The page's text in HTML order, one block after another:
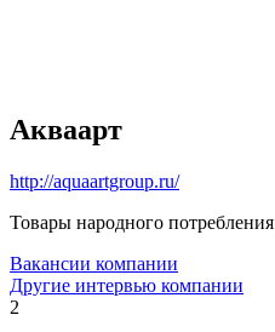
Акваарт
http://aquaartgroup.ru/
Товары народного
Вакансии компании
Другие интервью компании
2